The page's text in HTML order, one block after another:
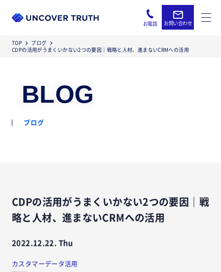
お問い合わせ
お電話
TOP
ブログ
CDPの活用がうまくいかない2つの要因｜戦略と人材、進まないCRMへの活用
BLOG
ブログ
CDPの活用がうまくいかない2つの要因｜戦
略と人材、進まないCRMへの活用
2022.12.22. Thu
カスタマーデータ活用